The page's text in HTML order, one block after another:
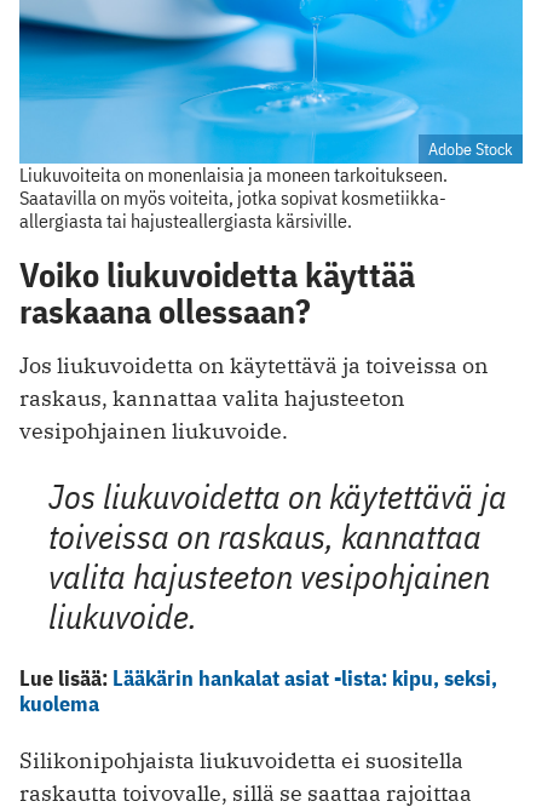
Adobe Stock
Liukuvoiteita on monenlaisia ja moneen tarkoitukseen.
Saatavilla on myös voiteita, jotka sopivat kosmetiikka-
allergiasta tai hajusteallergiasta kärsiville.
Voiko liukuvoidetta käyttää
raskaana ollessaan?
Jos liukuvoidetta on käytettävä ja toiveissa on
raskaus, kannattaa valita hajusteeton
vesipohjainen liukuvoide.
Jos liukuvoidetta on käytettävä ja
toiveissa on raskaus, kannattaa
valita hajusteeton vesipohjainen
liukuvoide.
Lue lisää: Lääkärin hankalat asiat -lista: kipu, seksi,
kuolema
Silikonipohjaista liukuvoidetta ei suositella
raskautta toivovalle, sillä se saattaa rajoittaa